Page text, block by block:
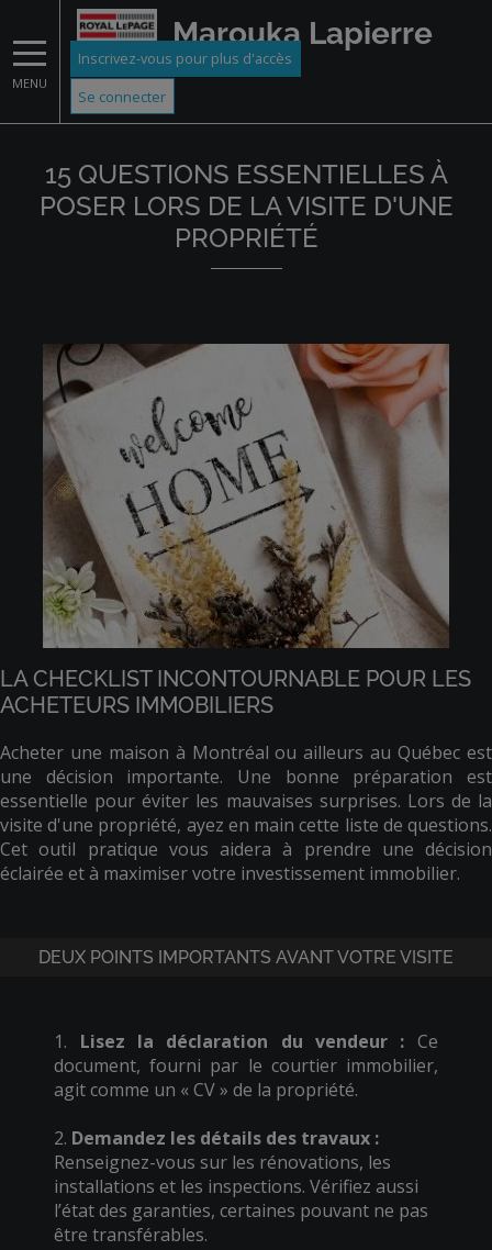
MENU
Marouka Lapierre
Inscrivez-vous pour plus d'accès
Se connecter
15 QUESTIONS ESSENTIELLES À
POSER LORS DE LA VISITE D'UNE
PROPRIÉTÉ
LA CHECKLIST INCONTOURNABLE POUR LES
ACHETEURS IMMOBILIERS
Acheter une maison à Montréal ou ailleurs au Québec est
une décision importante. Une bonne préparation est
essentielle pour éviter les mauvaises surprises. Lors de la
visite d'une propriété, ayez en main cette liste de questions.
Cet outil pratique vous aidera à prendre une décision
éclairée et à maximiser votre investissement immobilier.
DEUX POINTS IMPORTANTS AVANT VOTRE VISITE
1. Lisez la déclaration du vendeur : Ce
document, fourni par le courtier immobilier,
agit comme un « CV » de la propriété.
2. Demandez les détails des travaux :
Renseignez-vous sur les rénovations, les
installations et les inspections. Vérifiez aussi
l’état des garanties, certaines pouvant ne pas
être transférables.